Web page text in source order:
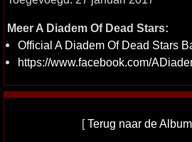
Meer A Diadem Of Dead Stars:
Official A Diadem Of Dead Stars
https://www.facebook.com/
[Terug naar de